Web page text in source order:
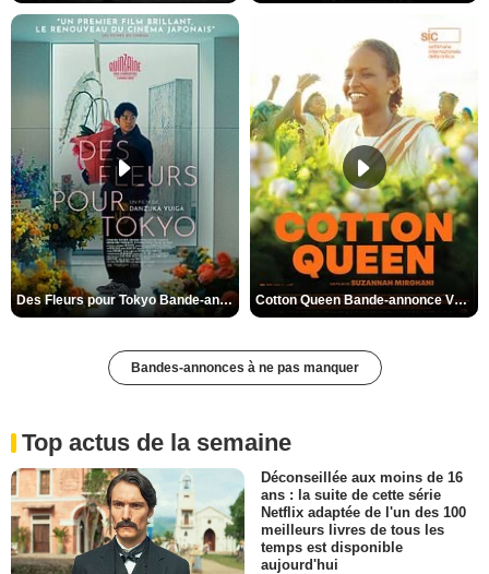
Des Fleurs pour Tokyo Bande-annonce VO STFR Cotton Queen Bande-annonce VO STFR
Bandes-annonces à ne pas manquer
Top actus de la semaine
Déconseillée aux moins de 16
ans : la suite de cette série
Netflix adaptée de l'un des 100
meilleurs livres de tous les
temps est disponible
aujourd'hui